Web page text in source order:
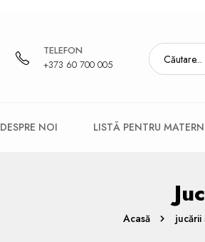
TELEFON
+373 60 700 005
DESPRE NOI LISTĂ PENTRU
Acasă jucării